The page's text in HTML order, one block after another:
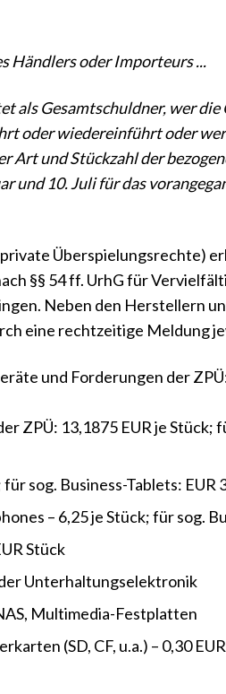
Händlers oder Importeurs ...
als Gesamtschuldner, wer
oder wiedereinführt oder
Art und Stückzahl der
und 10. Juli für das
Überspielungsrechte)
§§ 54 ff. UrhG für
Neben den Herstellern
eine rechtzeitige Meldung
und Forderungen der
ZPÜ: 13,1875 EUR je
sog. Business-Tablets: EUR
– 6,25 je Stück; für sog.
Stück
Unterhaltungselektronik
Multimedia-Festplatten
(SD, CF, u.a.) – 0,30